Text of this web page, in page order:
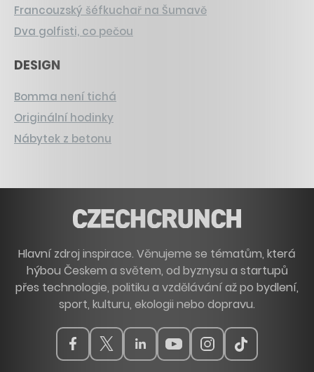
Francouzský šéfkuchař na Šumavě
Dva golfisti, co pečou
DESIGN
Bomma není tichá
Originální hodinky
Nábytek z betonu
Hlavní zdroj inspirace. Věnujeme se tématům, která
hýbou Českem a světem, od byznysu a startupů
přes technologie, politiku a vzdělávání až po bydlení,
sport, kulturu, ekologii nebo dopravu.